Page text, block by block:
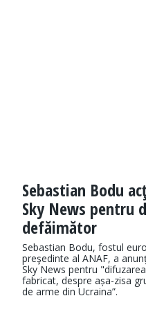
Sebastian Bodu
Sky News pentru
defăimător
Sebastian Bodu, fostul
preşedinte al ANAF, a
Sky News pentru
fabricat, despre așa-zisa
de arme din Ucraina”.